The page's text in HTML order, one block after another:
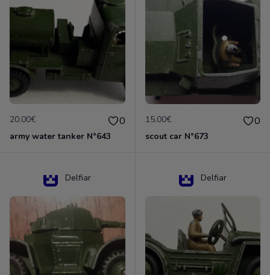
20.00€ 0
army water tanker N°643
15.00€ 0
scout car N°673
Delfiar Delfiar